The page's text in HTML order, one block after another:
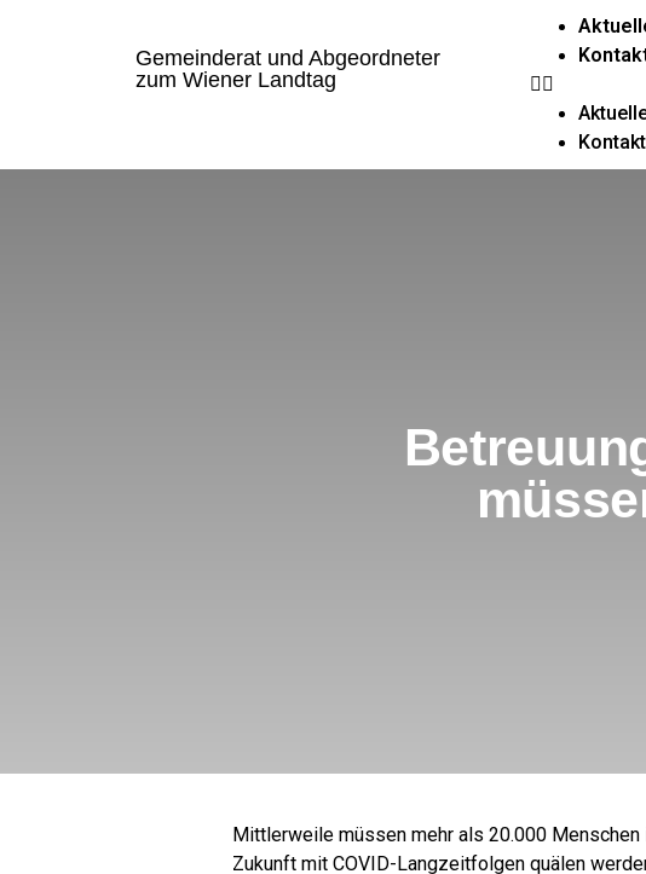
Gemeinderat und Abgeordneter
zum Wiener Landtag
Kontakt
Mittlerweile müssen mehr als 20.000 Menschen
Zukunft mit COVID-Langzeitfolgen quälen